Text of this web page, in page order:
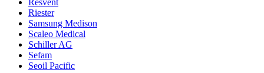
Resvent
Riester
Samsung Medison
Scaleo Medical
Schiller AG
Sefam
Seoil Pacific